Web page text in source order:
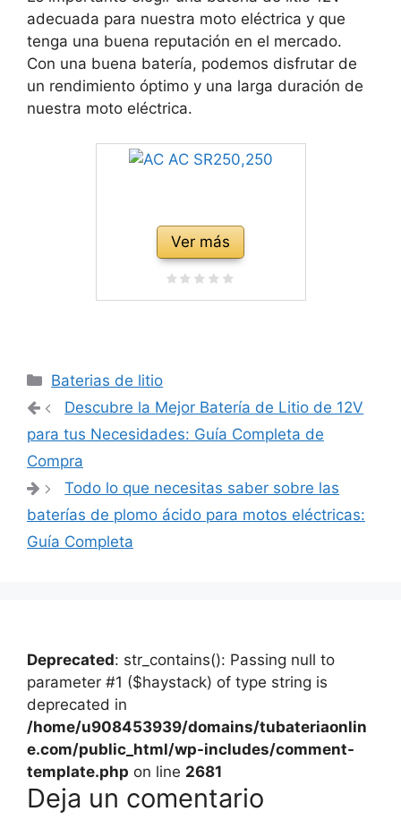
adecuada para nuestra moto eléctrica y que
tenga una buena reputación en el mercado.
Con una buena batería, podemos disfrutar de
un rendimiento óptimo y una larga duración de
nuestra moto eléctrica.
Ver más
Categorías
Baterias de litio
Navegación
entradas
Descubre la Mejor Batería de Litio de 12V
para tus Necesidades: Guía Completa de
Compra
Todo lo que necesitas saber sobre las
baterías de plomo ácido para motos eléctricas:
Guía Completa
Deprecated: str_contains(): Passing null to
parameter #1 ($haystack) of type string is
deprecated in
/home/u908453939/domains/tubateriaonlin
e.com/public_html/wp-includes/comment-
template.php on line 2681
Deja un comentario